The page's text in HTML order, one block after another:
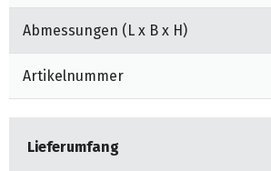
Abmessungen (L x B x H)
Artikelnummer
Lieferumfang